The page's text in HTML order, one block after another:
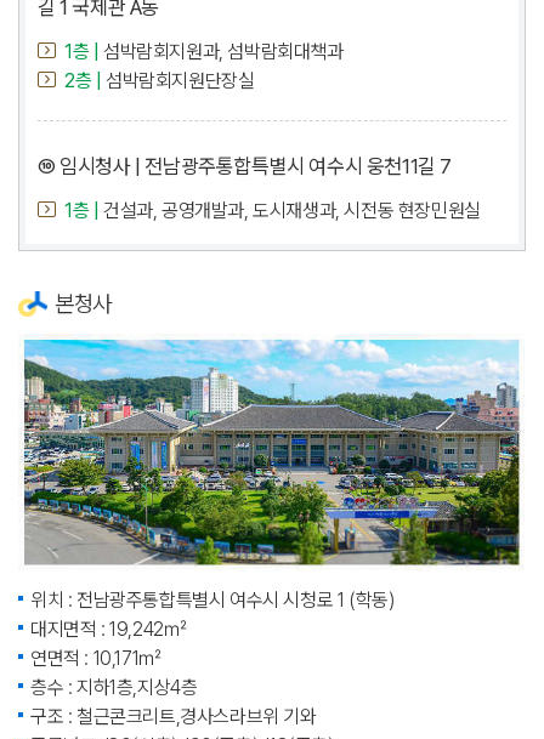
길 1 국제관 A동
1층 |
섬박람회지원과, 섬박람회대책과
2층 |
섬박람회지원단장실
⑩ 임시청사 | 전남광주통합특별시 여수시 웅천11길 7
1층 | 건설과, 공영개발과, 도시재생과, 시전동 현장민원실
본청사
위치 : 전남광주통합특별시 여수시 시청로 1 (학동)
대지면적 : 19,242㎡
연면적 : 10,171㎡
층수 : 지하1층,지상4층
구조 : 철근콘크리트,경사스라브위 기와